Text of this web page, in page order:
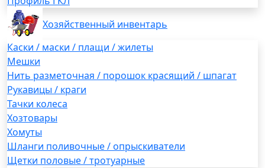
Хозяйственный инвентарь
Каски / маски / плащи / жилеты
Мешки
Нить разметочная / порошок красящий / шпагат
Рукавицы / краги
Тачки колеса
Хозтовары
Хомуты
Шланги поливочные / опрыскиватели
Щетки половые / тротуарные